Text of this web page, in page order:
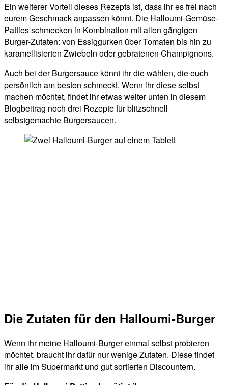
Ein weiterer Vorteil dieses Rezepts ist, dass ihr es frei nach
eurem Geschmack anpassen könnt. Die Halloumi-Gemüse-
Patties schmecken in Kombination mit allen gängigen
Burger-Zutaten: von Essiggurken über Tomaten bis hin zu
karamellisierten Zwiebeln oder gebratenen Champignons.
Auch bei derBurgersauce könnt ihr die wählen, die euch
persönlich am besten schmeckt. Wenn ihr diese selbst
machen möchtet, findet ihr etwas weiter unten in diesem
Blogbeitrag noch drei Rezepte für blitzschnell
selbstgemachte Burgersaucen.
Die Zutaten für den Halloumi-Burger
Wenn ihr meine Halloumi-Burger einmal selbst probieren
möchtet, braucht ihr dafür nur wenige Zutaten. Diese findet
ihr alle im Supermarkt und gut sortierten Discountern.